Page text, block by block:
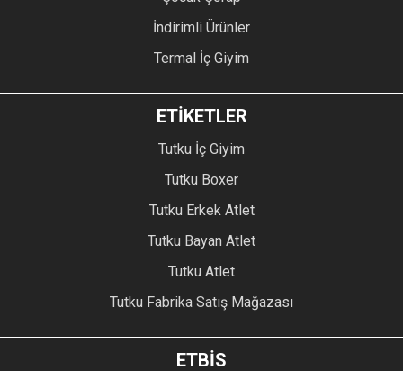
İndirimli Ürünler
Termal İç Giyim
ETİKETLER
Tutku İç Giyim
Tutku Boxer
Tutku Erkek Atlet
Tutku Bayan Atlet
Tutku Atlet
Tutku Fabrika Satış Mağazası
ETBİS